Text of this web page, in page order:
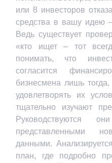
или 8 инвесторов
средства в вашу идею
Ведь существует
«кто ищет – тот
понимать, что
согласится
бизнесмена лишь
удовлетворять их
тщательно изучают
Руководствуются
представленными
данными.
план, где подробно